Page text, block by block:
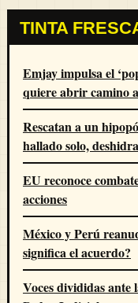
TINTA
Emjay impulsa el
quiere abrir camino
Rescatan a un
hallado solo,
EU reconoce
acciones
México y Perú
significa el acuerdo?
Voces divididas